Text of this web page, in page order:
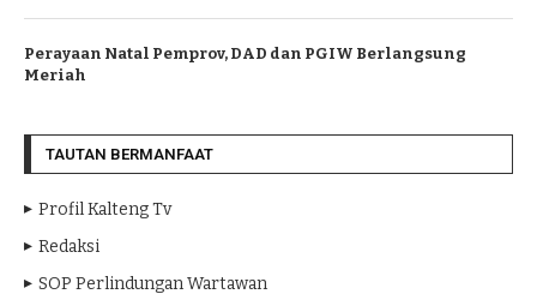
Perayaan Natal Pemprov, DAD dan PGIW Berlangsung
Meriah
TAUTAN BERMANFAAT
Profil Kalteng Tv
Redaksi
SOP Perlindungan Wartawan